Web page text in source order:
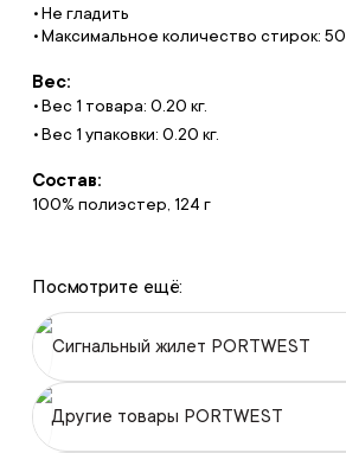
Не гладить
Максимальное количество стирок: 50
Вес:
Вес 1 товара: 0.20 кг.
Вес 1 упаковки: 0.20 кг.
Состав:
100% полиэстер, 124 г
Посмотрите ещё:
Сигнальный жилет PORTWEST
Другие товары PORTWEST